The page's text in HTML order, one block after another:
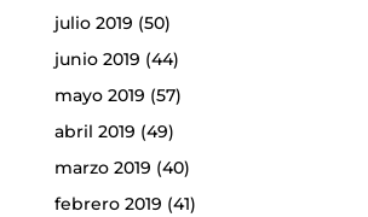
julio 2019 (50)
junio 2019 (44)
mayo 2019 (57)
abril 2019 (49)
marzo 2019 (40)
febrero 2019 (41)